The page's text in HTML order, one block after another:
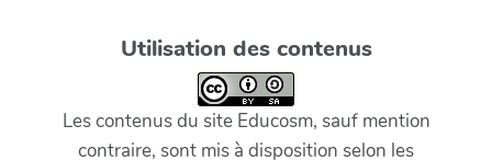
Utilisation des contenus
Les contenus du site Educosm, sauf mention
contraire, sont mis à disposition selon les